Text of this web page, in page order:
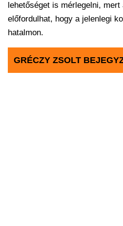
lehetőséget is mérlegelni,
előfordulhat, hogy a jelenlegi
hatalmon.
GRÉCZY ZSOLT